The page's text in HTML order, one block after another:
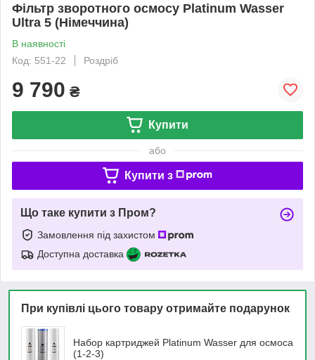
Фільтр зворотного осмосу Platinum Wasser
Ultra 5 (Німеччина)
В наявності
Код: 551-22
Роздріб
9 790 ₴
Купити
або
Купити з
Що таке купити з Пром?
Замовлення під захистом
Доступна доставка
При купівлі цього товару отримайте подарунок
Набор картриджей Platinum Wasser для осмоса
(1-2-3)